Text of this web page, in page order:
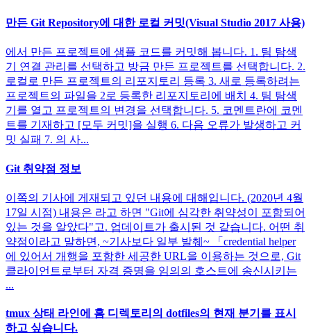
만든 Git Repository에 대한 로컬 커밋(Visual Studio 2017 사용)
에서 만든 프로젝트에 샘플 코드를 커밋해 봅니다. 1. 팀 탐색
기 연결 관리를 선택하고 방금 만든 프로젝트를 선택합니다. 2.
로컬로 만든 프로젝트의 리포지토리 등록 3. 새로 등록하려는
프로젝트의 파일을 2로 등록한 리포지토리에 배치 4. 팀 탐색
기를 열고 프로젝트의 변경을 선택합니다. 5. 코멘트란에 코멘
트를 기재하고 [모두 커밋]을 실행 6. 다음 오류가 발생하고 커
밋 실패 7. 의 사...
Git 취약점 정보
이쪽의 기사에 게재되고 있던 내용에 대해입니다. (2020년 4월
17일 시점) 내용은 라고 하면 "Git에 심각한 취약성이 포함되어
있는 것을 알았다"고. 업데이트가 출시된 것 같습니다. 어떤 취
약점이라고 말하면, ~기사보다 일부 발췌~ 「credential helper
에 있어서 개행을 포함한 세공한 URL을 이용하는 것으로, Git
클라이언트로부터 자격 증명을 임의의 호스트에 송신시키는
...
tmux 상태 라인에 홈 디렉토리의 dotfiles의 현재 분기를 표시
하고 싶습니다.